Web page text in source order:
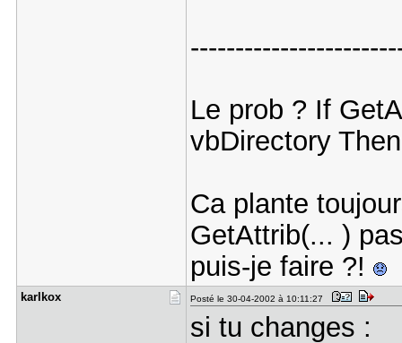
Le prob ? If
vbDirectory Then
Ca plante
GetAttrib(... )
puis-je faire ?!
karlkox Posté le 30-04-2002 à 10:11:27
si tu changes :